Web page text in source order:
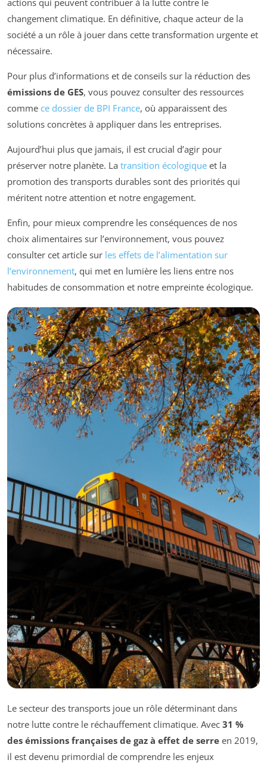
actions qui peuvent contribuer à la lutte contre le
changement climatique. En définitive, chaque acteur de la
société a un rôle à jouer dans cette transformation urgente et
nécessaire.
Pour plus d’informations et de conseils sur la réduction des
émissions de GES, vous pouvez consulter des ressources
comme ce dossier de BPI France, où apparaissent des
solutions concrètes à appliquer dans les entreprises.
Aujourd’hui plus que jamais, il est crucial d’agir pour
préserver notre planète. La transition écologique et la
promotion des transports durables sont des priorités qui
méritent notre attention et notre engagement.
Enfin, pour mieux comprendre les conséquences de nos
choix alimentaires sur l’environnement, vous pouvez
consulter cet article sur les effets de l’alimentation sur
l’environnement, qui met en lumière les liens entre nos
habitudes de consommation et notre empreinte écologique.
Le secteur des transports joue un rôle déterminant dans
notre lutte contre le réchauffement climatique. Avec 31 %
des émissions françaises de gaz à effet de serre en 2019,
il est devenu primordial de comprendre les enjeux